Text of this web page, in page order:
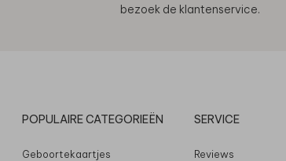
bezoek de klantenservice.
POPULAIRE CATEGORIEËN
Geboortekaartjes
SERVICE
Reviews